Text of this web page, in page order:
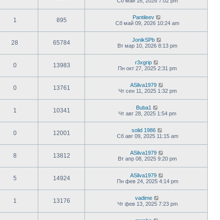
1 895
Pantileev
Сб май 09, 2026 10:24 am
28 65784
JonikSPb
Вт мар 10, 2026 8:13 pm
0 13983
r3xgrip
Пн окт 27, 2025 2:31 pm
0 13761
ASilva1979
Чт сен 11, 2025 1:32 pm
1 10341
Buba1
Чт авг 28, 2025 1:54 pm
0 12001
solid 1986
Сб авг 09, 2025 11:15 am
8 13812
ASilva1979
Вт апр 08, 2025 9:20 pm
5 14924
ASilva1979
Пн фев 24, 2025 4:14 pm
1 13176
vadime
Чт фев 13, 2025 7:23 pm